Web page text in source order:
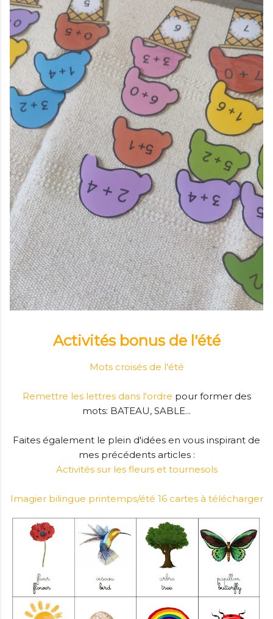
Activités bonus de l'été
Mots croisés de l'été
Remettre les lettres dans l'ordre pour former des
mots: BATEAU, SABLE...
Faites également le plein d'idées en vous inspirant de
mes précédents articles :
Activités sur les fleurs et tournesols
Imagier bilingue printemps/été 16 cartes à télécharger